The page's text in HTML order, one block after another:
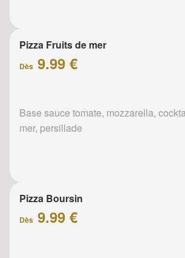
Pizza Fruits de mer
Dès 9.99 €
Base sauce tomate, mozzarella,
mer, persillade
Pizza Boursin
Dès 9.99 €